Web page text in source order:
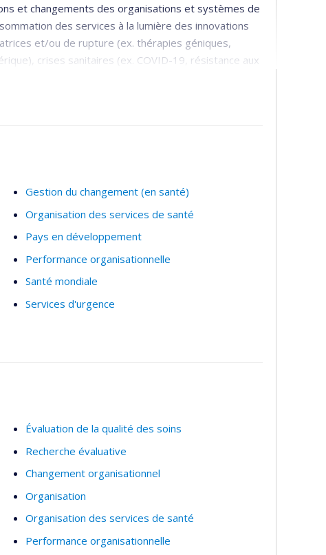
et changements des organisations et systèmes de
des services à la lumière des innovations
et/ou de rupture (ex. thérapies géniques,
crises sanitaires (ex. COVID-19, résistance aux
complexes (ex. gouvernance, institutionnalisation,
:
Gestion du changement (en santé)
Organisation des services de santé
Pays en développement
Performance organisationnelle
Santé mondiale
Services d'urgence
Évaluation de la qualité des soins
Recherche évaluative
Changement organisationnel
Organisation
Organisation des services de santé
Performance organisationnelle